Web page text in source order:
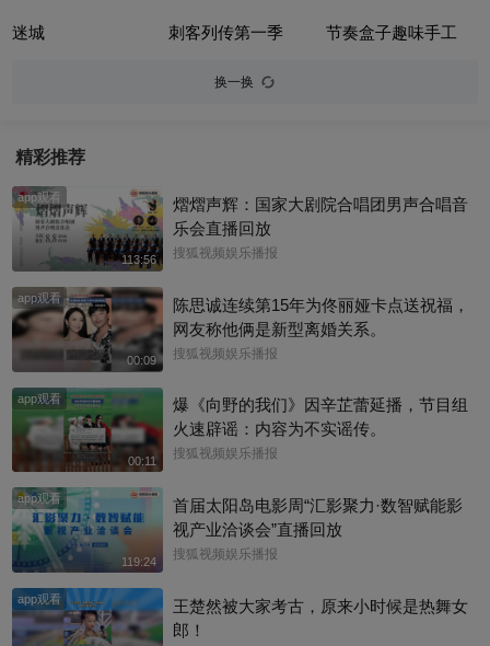
迷城 刺客列传第一季 节奏盒子趣味手工
换一换
精彩推荐
app观看
113:56
熠熠声辉：国家大剧院合唱团男声合唱音
乐会直播回放
搜狐视频娱乐播报
app观看
00:09
陈思诚连续第15年为佟丽娅卡点送祝福，
网友称他俩是新型离婚关系。
搜狐视频娱乐播报
app观看
00:11
爆《向野的我们》因辛芷蕾延播，节目组
火速辟谣：内容为不实谣传。
搜狐视频娱乐播报
app观看
119:24
首届太阳岛电影周“汇影聚力·数智赋能影
视产业洽谈会”直播回放
搜狐视频娱乐播报
app观看
王楚然被大家考古，原来小时候是热舞女
郎！